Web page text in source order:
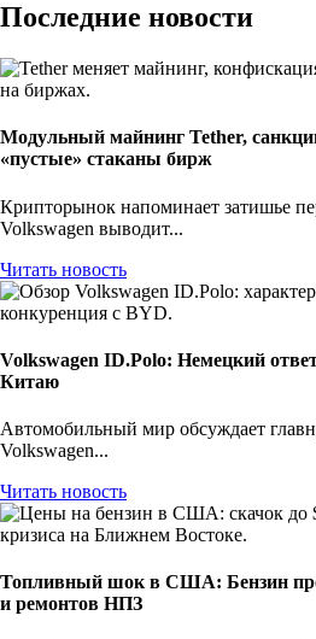
Последние новости
Модульный майнинг Tether,
«пустые» стаканы бирж
Крипторынок напоминает затишье
Volkswagen выводит...
Читать новость
Volkswagen ID.Polo: Немецкий
Китаю
Автомобильный мир обсуждает
Volkswagen...
Читать новость
Топливный шок в США: Бензин
и ремонтов НПЗ